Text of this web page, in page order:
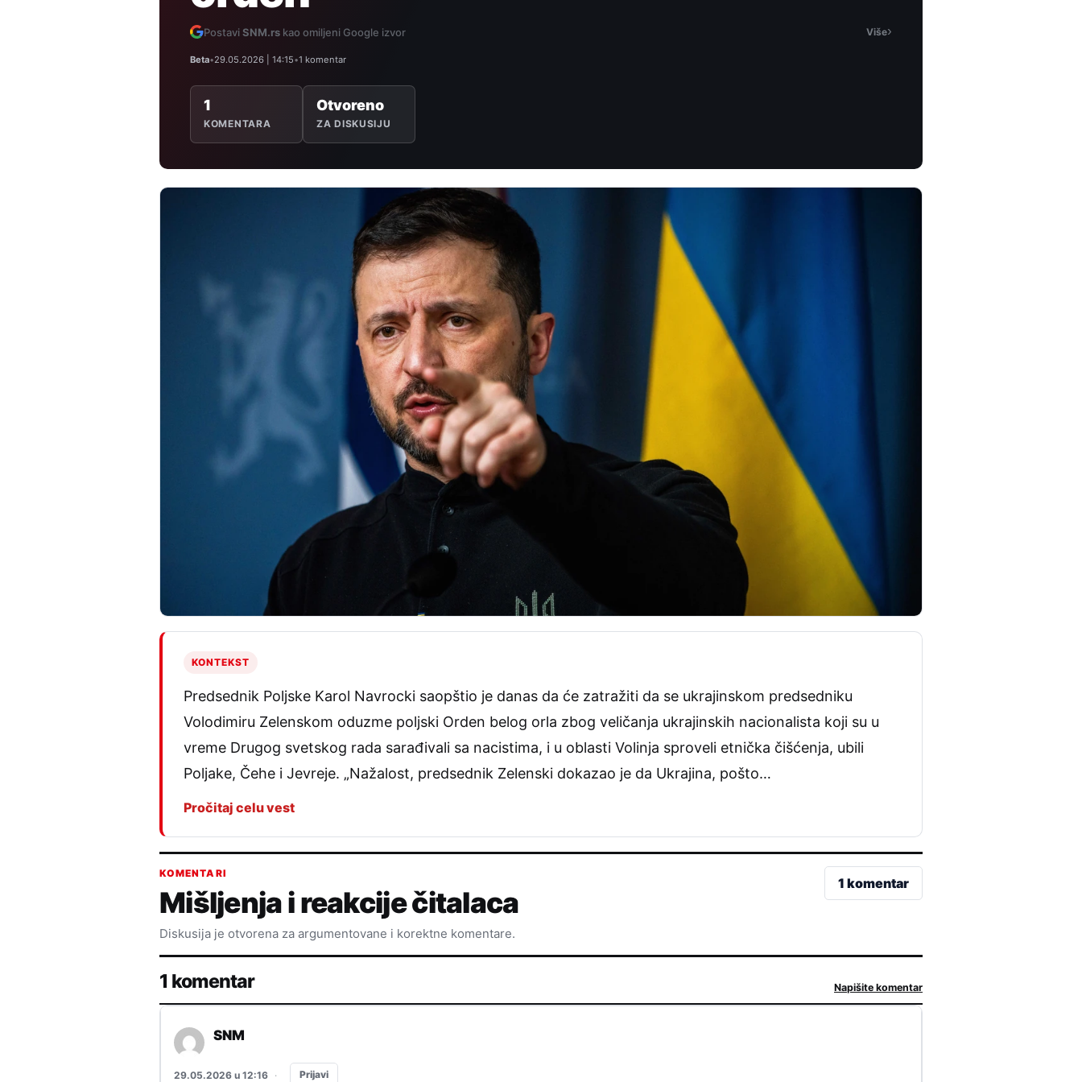
PostaviSNM.rs kao omiljeni Google izvor Više›
Beta•29.05.2026 | 14:15•1 komentar
1
KOMENTARA
Otvoreno
ZA DISKUSIJU
KONTEKST
Predsednik Poljske Karol Navrocki saopštio je danas da će zatražiti da se ukrajinskom predsedniku
Volodimiru Zelenskom oduzme poljski Orden belog orla zbog veličanja ukrajinskih nacionalista koji su u
vreme Drugog svetskog rada sarađivali sa nacistima, i u oblasti Volinja sproveli etnička čišćenja, ubili
Poljake, Čehe i Jevreje. „Nažalost, predsednik Zelenski dokazao je da Ukrajina, pošto…
Pročitaj celu vest
KOMENTARI
Mišljenja i reakcije čitalaca
Diskusija je otvorena za argumentovane i korektne komentare.
1 komentar
1 komentar Napišite komentar
SNM
29.05.2026 u 12:16 · Prijavi